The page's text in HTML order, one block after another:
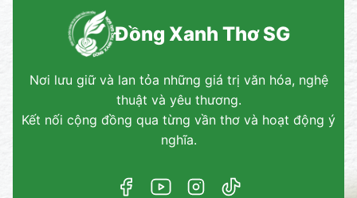
Đồng Xanh Thơ SG
Nơi lưu giữ và lan tỏa những giá trị văn hóa, nghệ
thuật và yêu thương.
Kết nối cộng đồng qua từng vần thơ và hoạt động ý
nghĩa.